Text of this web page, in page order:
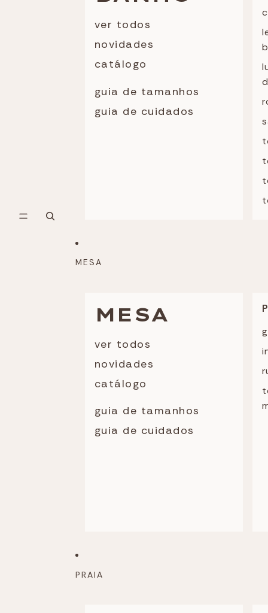
ver todos
novidades
catálogo
guia de tamanhos
guia de cuidados
MESA
MESA
ver todos
novidades
catálogo
guia de tamanhos
guia de cuidados
PRAIA